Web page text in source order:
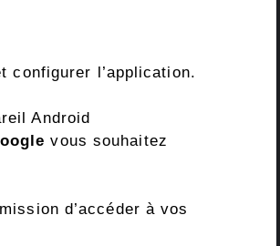
configurer l’application.
Android
vous souhaitez
d’accéder à vos